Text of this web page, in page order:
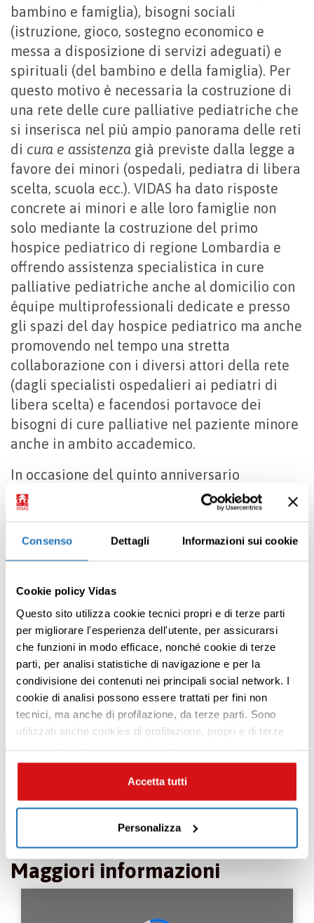
Consenso Dettagli Informazioni sui cookie
Cookie policy Vidas
Questo sito utilizza cookie tecnici propri e di terze parti
per migliorare l'esperienza dell'utente, per assicurarsi
che funzioni in modo efficace, nonché cookie di terze
parti, per analisi statistiche di navigazione e per la
condivisione dei contenuti nei principali social network. I
cookie di analisi possono essere trattati per fini non
tecnici, ma anche di profilazione, da terze parti. Sono
utilizzati anche cookies di profilazione, propri e di terze
contenuti mirati sulle tue preferenze e i tuoi interessi. Se
CHIUDI questo banner, saranno utilizzati soltanto
cookies tecnici. Seleziona i pulsanti sottostanti per
seleziona “ACCETTA TUTTI”, se vuoi abilitare o
disabilitare soltanto determinate categorie di cookies
seleziona “PERSONALIZZA”. Per maggiori informazioni
e modificare le tue preferenze vai alla nostra
Accetta tutti
Personalizza
bambino e famiglia), bisogni sociali
(istruzione, gioco, sostegno economico e
messa a disposizione di servizi adeguati) e
spirituali (del bambino e della famiglia). Per
questo motivo è necessaria la costruzione di
una rete delle cure palliative pediatriche che
si inserisca nel più ampio panorama delle reti
di cura e assistenza già previste dalla legge a
favore dei minori (ospedali, pediatra di libera
scelta, scuola ecc.). VIDAS ha dato risposte
concrete ai minori e alle loro famiglie non
solo mediante la costruzione del primo
hospice pediatrico di regione Lombardia e
offrendo assistenza specialistica in cure
palliative pediatriche anche al domicilio con
équipe multiprofessionali dedicate e presso
gli spazi del day hospice pediatrico ma anche
promovendo nel tempo una stretta
collaborazione con i diversi attori della rete
(dagli specialisti ospedalieri ai pediatri di
libera scelta) e facendosi portavoce dei
bisogni di cure palliative nel paziente minore
anche in ambito accademico.
In occasione del quinto anniversario
dall’apertura di Casa Sollievo Bimbi, VIDAS
propone un momento di riflessione e studio
inserito nella tappa milanese Giro d’Italia
La partecipazione al corso è GRATUITA
Modalità di iscrizione
Cliccando sul pulsante rosso di seguito
indicato entro le ore 13:00 del 30 maggio
2024, salvo eccezioni accordate con la
Segreteria Organizzativa. La stessa invierà via
e-mail conferma dell’accettazione
accesso in struttura.
ISCRIVITI
Maggiori informazioni
Premi INVIO per cercare o ESC per uscire